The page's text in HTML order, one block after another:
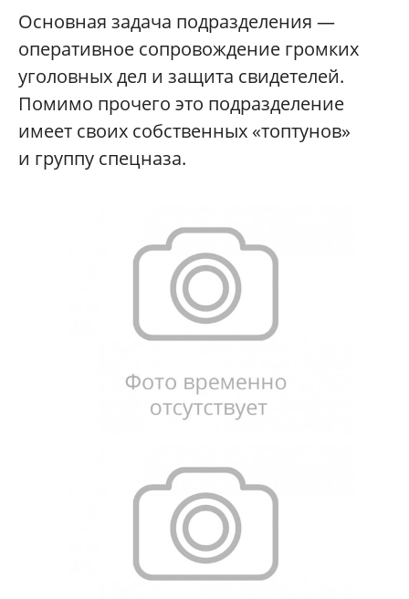
Основная задача подразделения —
оперативное сопровождение громких
уголовных дел и защита свидетелей.
Помимо прочего это подразделение
имеет своих собственных «топтунов»
и группу спецназа.